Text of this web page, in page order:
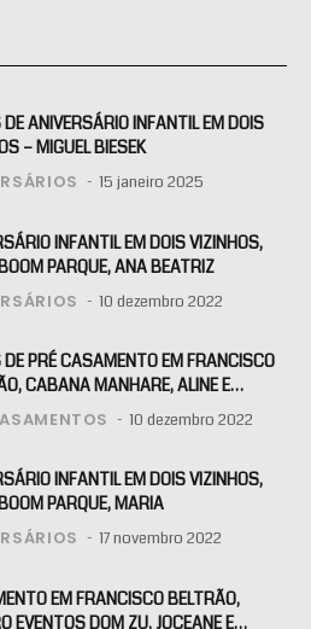
ANIVERSÁRIO INFANTIL EM DOIS
– MIGUEL BIESEK
15 janeiro 2025
INFANTIL EM DOIS VIZINHOS,
PARQUE, ANA BEATRIZ
10 dezembro 2022
PRÉ CASAMENTO EM FRANCISCO
CABANA MANHARE, ALINE E
10 dezembro 2022
INFANTIL EM DOIS VIZINHOS,
PARQUE, MARIA
17 novembro 2022
EM FRANCISCO BELTRÃO,
EVENTOS DOM ZU, JOCEANE E